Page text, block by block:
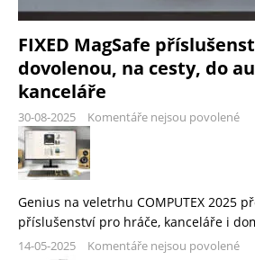
FIXED MagSafe
dovolenou, na cesty, do
kanceláře
30-08-2025 Komentáře nejsou povolené
Genius na veletrhu COMPUTEX 2025
příslušenství pro hráče, kanceláře i
14-05-2025 Komentáře nejsou povolené